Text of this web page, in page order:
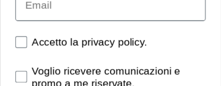
Garanzia
Richiesta assistenza tecnica
Pagamenti e spedizioni
Utilizzo dei cookies
Recedi dal contratto
Spunte obbligatorie
Accetto la privacy policy.
Spunte obbligatorie
Voglio ricevere comunicazioni e
promo a me riservate.